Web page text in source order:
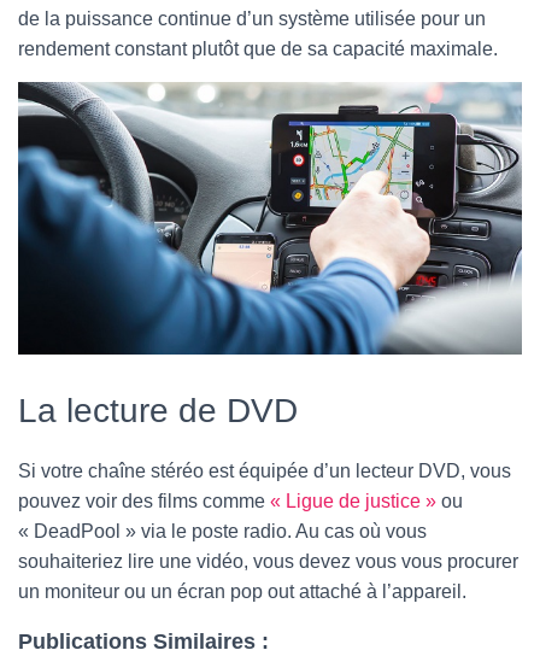
de la puissance continue d’un système utilisée pour un
rendement constant plutôt que de sa capacité maximale.
La lecture de DVD
Si votre chaîne stéréo est équipée d’un lecteur DVD, vous
pouvez voir des films comme « Ligue de justice » ou
« DeadPool » via le poste radio. Au cas où vous
souhaiteriez lire une vidéo, vous devez vous vous procurer
un moniteur ou un écran pop out attaché à l’appareil.
Publications Similaires :